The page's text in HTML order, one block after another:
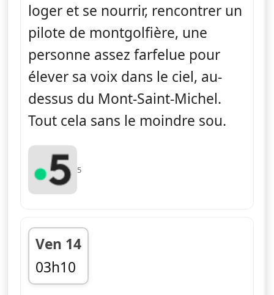
loger et se nourrir, rencontrer un
pilote de montgolfière, une
personne assez farfelue pour
élever sa voix dans le ciel, au-
dessus du Mont-Saint-Michel.
Tout cela sans le moindre sou.
5
Ven 14
03h10
fin 04h02